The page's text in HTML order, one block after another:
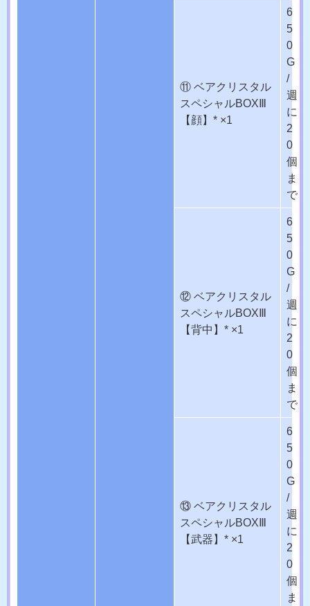
⑪ ベアクリスタル
スペシャルBOXⅢ
【顔】* ×1
6
5
0
G
/
週
に
2
0
個
ま
で
⑫ ベアクリスタル
スペシャルBOXⅢ
【背中】* ×1
6
5
0
G
/
週
に
2
0
個
ま
で
⑬ ベアクリスタル
スペシャルBOXⅢ
【武器】* ×1
6
5
0
G
/
週
に
2
0
個
ま